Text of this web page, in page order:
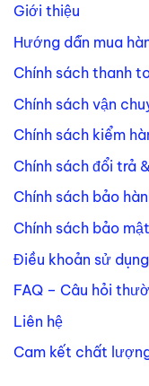
Giới thiệu
Hướng dẫn mua
Chính sách thanh
Chính sách vận
Chính sách kiểm
Chính sách đổi trả
Chính sách bảo
Chính sách bảo
Điều khoản sử dụng
FAQ – Câu hỏi
Liên hệ
Cam kết chất